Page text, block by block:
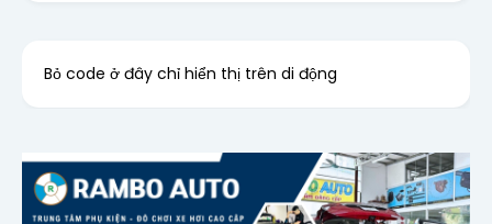
Bỏ code ở đây chỉ hiển thị trên di động